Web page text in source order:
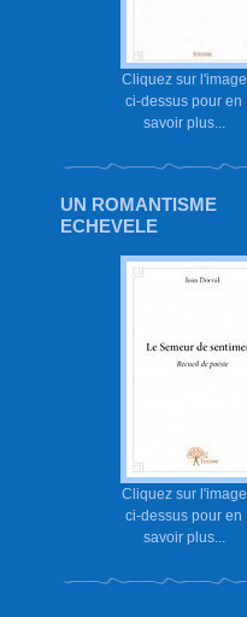
Cliquez sur l'image
ci-dessus pour en
savoir plus...
UN ROMANTISME
ECHEVELE
Cliquez sur l'image
ci-dessus pour en
savoir plus...